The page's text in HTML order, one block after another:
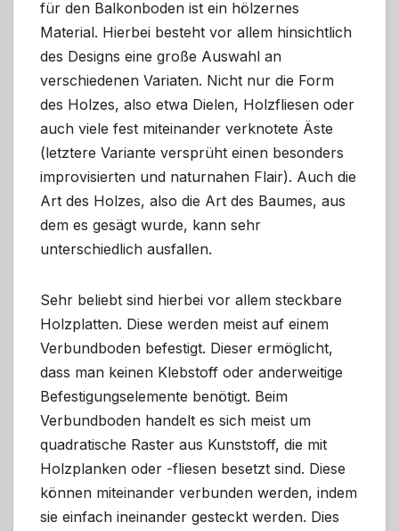
für den Balkonboden ist ein hölzernes
Material. Hierbei besteht vor allem hinsichtlich
des Designs eine große Auswahl an
verschiedenen Variaten. Nicht nur die Form
des Holzes, also etwa Dielen, Holzfliesen oder
auch viele fest miteinander verknotete Äste
(letztere Variante versprüht einen besonders
improvisierten und naturnahen Flair). Auch die
Art des Holzes, also die Art des Baumes, aus
dem es gesägt wurde, kann sehr
unterschiedlich ausfallen.
Sehr beliebt sind hierbei vor allem steckbare
Holzplatten. Diese werden meist auf einem
Verbundboden befestigt. Dieser ermöglicht,
dass man keinen Klebstoff oder anderweitige
Befestigungselemente benötigt. Beim
Verbundboden handelt es sich meist um
quadratische Raster aus Kunststoff, die mit
Holzplanken oder -fliesen besetzt sind. Diese
können miteinander verbunden werden, indem
sie einfach ineinander gesteckt werden. Dies